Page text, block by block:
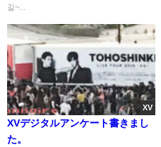
길~...
XV
XVデジタルアンケート書きまし
た。